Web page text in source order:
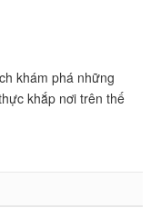
khám phá những
khắp nơi trên thế